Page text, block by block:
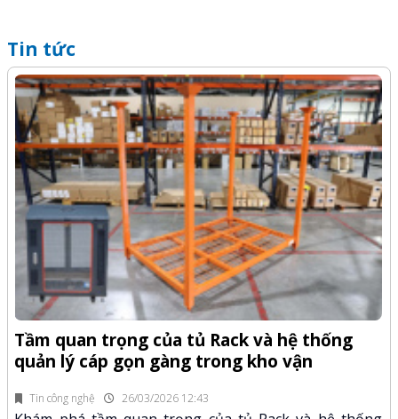
Tin tức
Tin công nghệ 26/03/2026 12:43
Tầm quan trọng của tủ Rack và hệ thống
quản lý cáp gọn gàng trong kho vận